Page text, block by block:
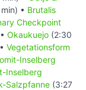
• Brutalis
Checkpoint
Okaukuejo (2:30
Vegetationsform
Inselberg
Inselberg
Salzpfanne (3:27